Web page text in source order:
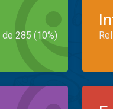
285 (10%)